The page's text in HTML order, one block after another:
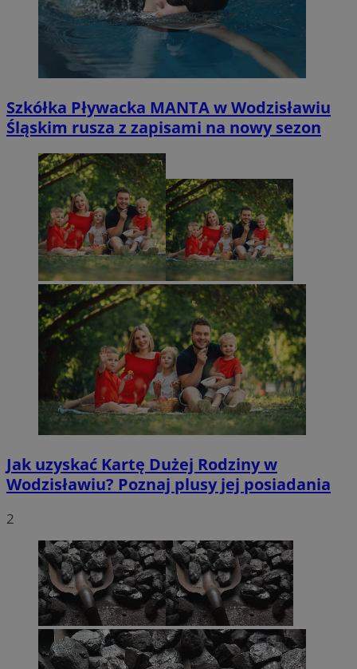
Szkółka Pływacka MANTA w Wodzisławiu
Śląskim rusza z zapisami na nowy sezon
Jak uzyskać Kartę Dużej Rodziny w
Wodzisławiu? Poznaj plusy jej posiadania
2